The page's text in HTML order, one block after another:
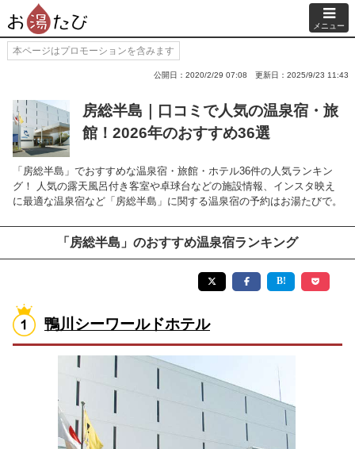
メニュー
本ページはプロモーションを含みます
公開日：2020/2/29 07:08 更新日：2025/9/23 11:43
房総半島｜口コミで人気の温泉宿・旅
館！2026年のおすすめ36選
「房総半島」でおすすめな温泉宿・旅館・ホテル36件の人気ランキン
グ！ 人気の露天風呂付き客室や卓球台などの施設情報、インスタ映え
に最適な温泉宿など「房総半島」に関する温泉宿の予約はお湯たびで。
「房総半島」のおすすめ温泉宿ランキング
鴨川シーワールドホテル